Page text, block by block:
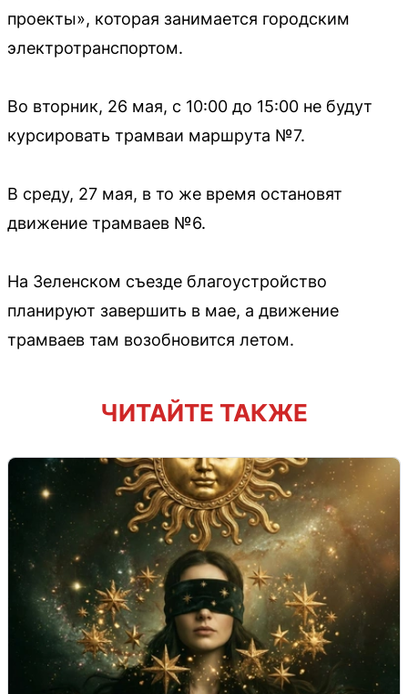
проекты», которая занимается городским
электротранспортом.
Во вторник, 26 мая, с 10:00 до 15:00 не будут
курсировать трамваи маршрута №7.
В среду, 27 мая, в то же время остановят
движение трамваев №6.
На Зеленском съезде благоустройство
планируют завершить в мае, а движение
трамваев там возобновится летом.
ЧИТАЙТЕ ТАКЖЕ